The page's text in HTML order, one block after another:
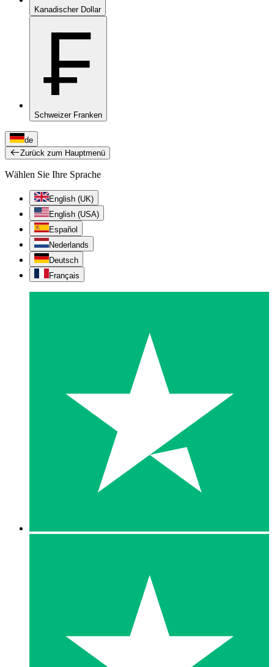
Kanadischer Dollar
₣
Schweizer Franken
de
Zurück zum Hauptmenü
Wählen Sie Ihre Sprache
English (UK)
English (USA)
Español
Nederlands
Deutsch
Français